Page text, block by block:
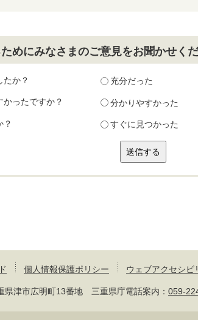
めにみなさまのご意見をお聞かせく
たか？ 充分だった
ったですか？ 分かりやすかった
？ すぐに見つかった
個人情報保護ポリシー ウェブアクセシビ
津市広明町13番地 三重県庁電話案内： 059-